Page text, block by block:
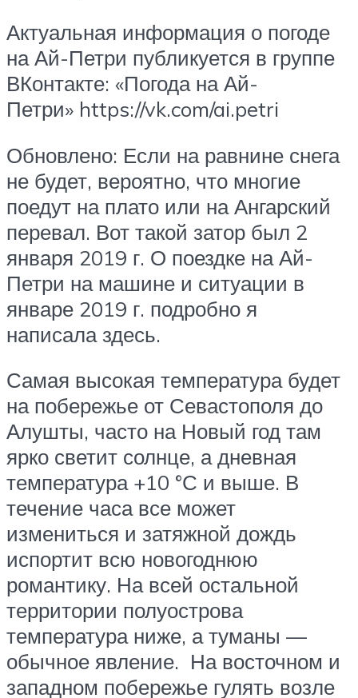
Актуальная информация о погоде
на Ай-Петри публикуется в группе
ВКонтакте: «Погода на Ай-
Петри» https://vk.com/ai.petri
Обновлено: Если на равнине снега
не будет, вероятно, что многие
поедут на плато или на Ангарский
перевал. Вот такой затор был 2
января 2019 г. О поездке на Ай-
Петри на машине и ситуации в
январе 2019 г. подробно я
написала здесь.
Самая высокая температура будет
на побережье от Севастополя до
Алушты, часто на Новый год там
ярко светит солнце, а дневная
температура +10 °С и выше. В
течение часа все может
измениться и затяжной дождь
испортит всю новогоднюю
романтику. На всей остальной
территории полуострова
температура ниже, а туманы —
обычное явление. На восточном и
западном побережье гулять возле